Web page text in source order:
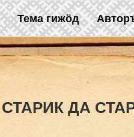
Тема гижӧд
СТАРИК ДА